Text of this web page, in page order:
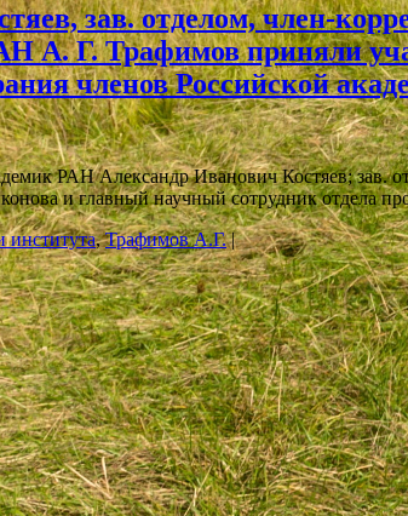
зав. отделом, член-
А. Г. Трафимов приняли
членов Российской
РАН Александр Иванович Костяев; зав.
и главный научный сотрудник отдела
института,Трафимов А.Г. |